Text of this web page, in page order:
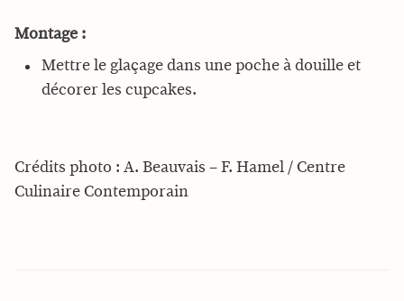
Montage :
Mettre le glaçage dans une poche à douille et
décorer les cupcakes.
Crédits photo : A. Beauvais – F. Hamel / Centre
Culinaire Contemporain